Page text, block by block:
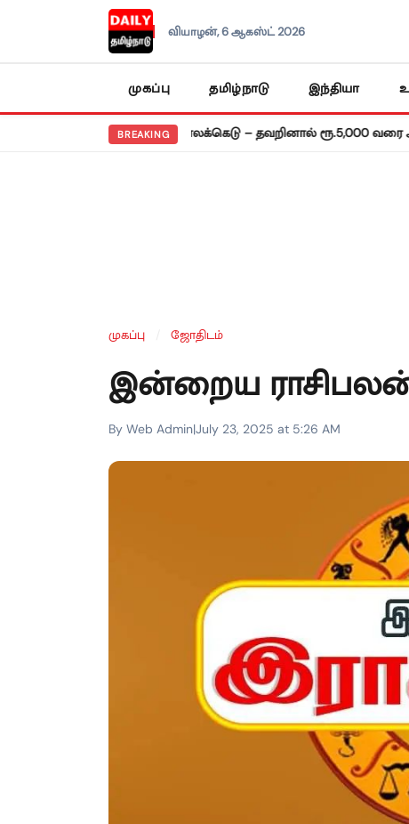
வியாழன், 6 ஆகஸ்ட் 2026
முகப்பு தமிழ்நாடு இந்தியா
BREAKING
தாக்கல்: ஜூலை 31 காலக்கெடு – தவறினால் ரூ.5,000 வரை
முகப்பு ஜோதிடம்
இன்றைய
By Web Admin|July 23, 2025 at 5:26 AM